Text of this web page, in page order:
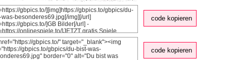
code kopieren
code kopieren